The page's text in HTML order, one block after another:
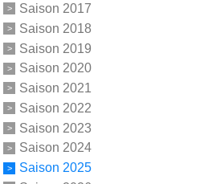
Saison 2017
Saison 2018
Saison 2019
Saison 2020
Saison 2021
Saison 2022
Saison 2023
Saison 2024
Saison 2025